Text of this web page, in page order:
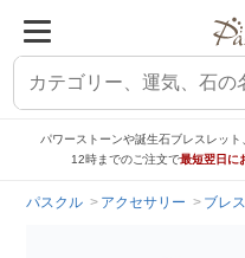
パワーストーンや誕生石ブレスレッ
12時までのご注文で最短翌日に
パスクル アクセサリー ブレ